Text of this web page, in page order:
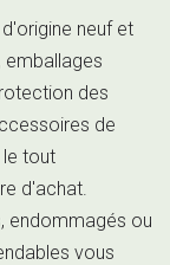
neuf et
emballages
des
de
tout
d'achat.
endommagés ou
vous